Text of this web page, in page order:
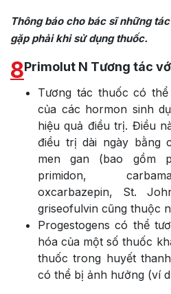
Thông báo cho bác sĩ những
gặp phải khi sử dụng thuốc.
8Primolut N Tương tác
Tương tác thuốc có
của các hormon sinh
hiệu quả điều trị. Điều
điều trị dài ngày bằng
men gan (bao gồm
primidon,
oxcarbazepin, St.
griseofulvin cũng thuộc
Progestogens có thể
hóa của một số thuốc
thuốc trong huyết
có thể bị ảnh hưởng (ví